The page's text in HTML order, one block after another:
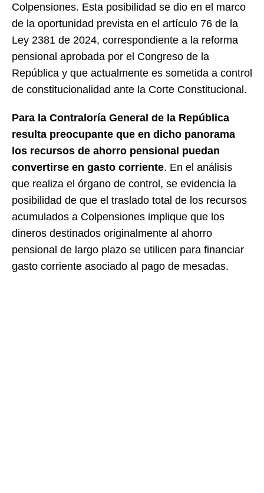
Colpensiones. Esta posibilidad se dio en el marco
de la oportunidad prevista en el artículo 76 de la
Ley 2381 de 2024, correspondiente a la reforma
pensional aprobada por el Congreso de la
República y que actualmente es sometida a control
de constitucionalidad ante la Corte Constitucional.
Para la Contraloría General de la República
resulta preocupante que en dicho panorama
los recursos de ahorro pensional puedan
convertirse en gasto corriente. En el análisis
que realiza el órgano de control, se evidencia la
posibilidad de que el traslado total de los recursos
acumulados a Colpensiones implique que los
dineros destinados originalmente al ahorro
pensional de largo plazo se utilicen para financiar
gasto corriente asociado al pago de mesadas.